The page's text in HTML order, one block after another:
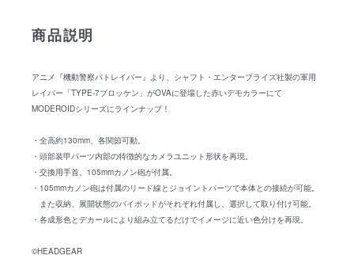
商品説明
アニメ『機動警察パトレイバー』より、シャフト・エンタープライズ社製の軍用
レイバー「TYPE-7ブロッケン」がOVAに登場した赤いデモカラーにて
MODEROIDシリーズにラインナップ！
・全高約130mm、各関節可動。
・頭部装甲パーツ内部の特徴的なカメラユニット形状を再現。
・交換用手首、105mmカノン砲が付属。
・105mmカノン砲は付属のリード線とジョイントパーツで本体との接続が可能。
また収納、展開状態のバイポッドがそれぞれ付属し、選択して取り付け可能。
・各成形色とデカールにより組み立てるだけでイメージに近い色分けを再現。
©HEADGEAR